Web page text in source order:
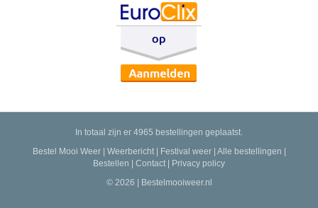
In totaal zijn er 4965 bestellingen geplaatst.
Bestel Mooi Weer| Weerbericht| Festival weer| Alle bestellingen
Bestellen
Contact
Privacy policy
© 2026 | Bestelmooiweer.nl